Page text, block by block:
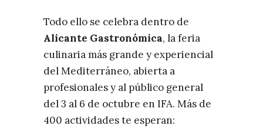
Todo ello se celebra dentro de
Alicante Gastronómica, la feria
culinaria más grande y experiencial
del Mediterráneo, abierta a
profesionales y al público general
del 3 al 6 de octubre en IFA. Más de
400 actividades te esperan: